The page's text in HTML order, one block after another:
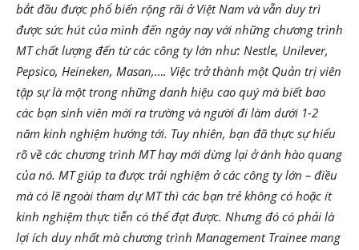
bắt đầu được phổ biến rộng rãi ở Việt Nam và vẫn duy trì
được sức hút của mình đến ngày nay với những chương trình
MT chất lượng đến từ các công ty lớn như: Nestle, Unilever,
Pepsico, Heineken, Masan,…. Việc trở thành một Quản trị viên
tập sự là một trong những danh hiệu cao quý mà biết bao
các bạn sinh viên mới ra trường và người đi làm dưới 1-2
năm kinh nghiệm hướng tới. Tuy nhiên, bạn đã thực sự hiểu
rõ về các chương trình MT hay mới dừng lại ở ánh hào quang
của nó. MT giúp ta được trải nghiệm ở các công ty lớn – điều
mà có lẽ ngoài tham dự MT thì các bạn trẻ không có hoặc ít
kinh nghiệm thực tiễn có thể đạt được. Nhưng đó có phải là
lợi ích duy nhất mà chương trình Management Trainee mang